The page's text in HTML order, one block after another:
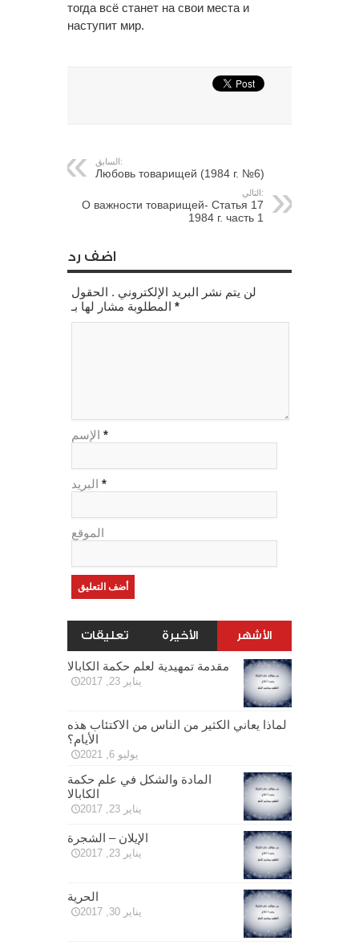
тогда всё станет на свои места и
наступит мир.
السابق:
Любовь товарищей (1984 г. №6)
التالي:
О важности товарищей- Статья 17
1984 г. часть 1
اضف رد
لن يتم نشر البريد الإلكتروني . الحقول
*
الإسم *
البريد *
الموقع
الأشهر الأخيرة تعليقات
مقدمة تمهيدية لعلم حكمة الكابالا
يناير 23, 2017
لماذا يعاني الكثير من الناس من الاكتئاب هذه
الأيام؟
يوليو 6, 2021
المادة والشكل في علم حكمة
الكابالا
يناير 23, 2017
الإيلان – الشجرة
يناير 23, 2017
الحرية
يناير 30, 2017